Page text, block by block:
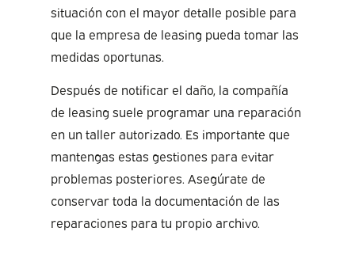
situación con el mayor detalle posible para
que la empresa de leasing pueda tomar las
medidas oportunas.
Después de notificar el daño, la compañía
de leasing suele programar una reparación
en un taller autorizado. Es importante que
mantengas estas gestiones para evitar
problemas posteriores. Asegúrate de
conservar toda la documentación de las
reparaciones para tu propio archivo.